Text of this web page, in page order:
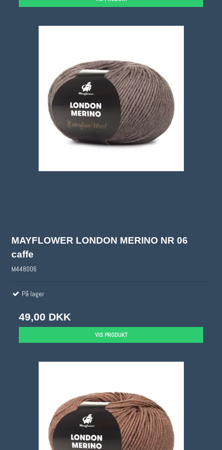
MAYFLOWER LONDON MERINO NR 06
caffe
M448006
På lager
49,00 DKK
VIS PRODUKT